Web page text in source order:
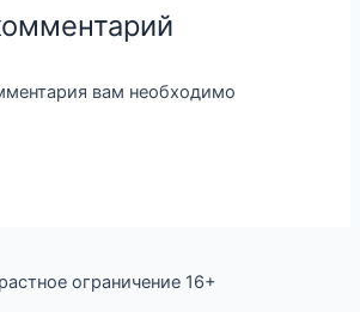
вам необходимо
ограничение 16+